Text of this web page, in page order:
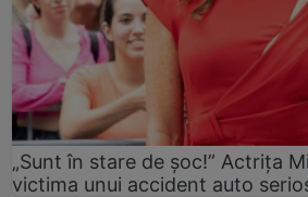
„Sunt în stare de șoc!” Actrița
victima unui accident auto